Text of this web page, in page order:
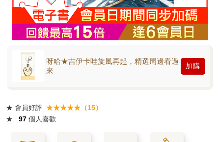
呀哈★吉伊卡哇旋風再起，精選周邊看過
來
加購
★ 會員好評 ★★★★★（15）
★
97 個人喜歡